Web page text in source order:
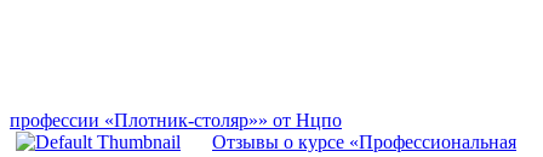
профессии «Плотник-столяр»» от Нцпо
Отзывы о курсе «Профессиональная